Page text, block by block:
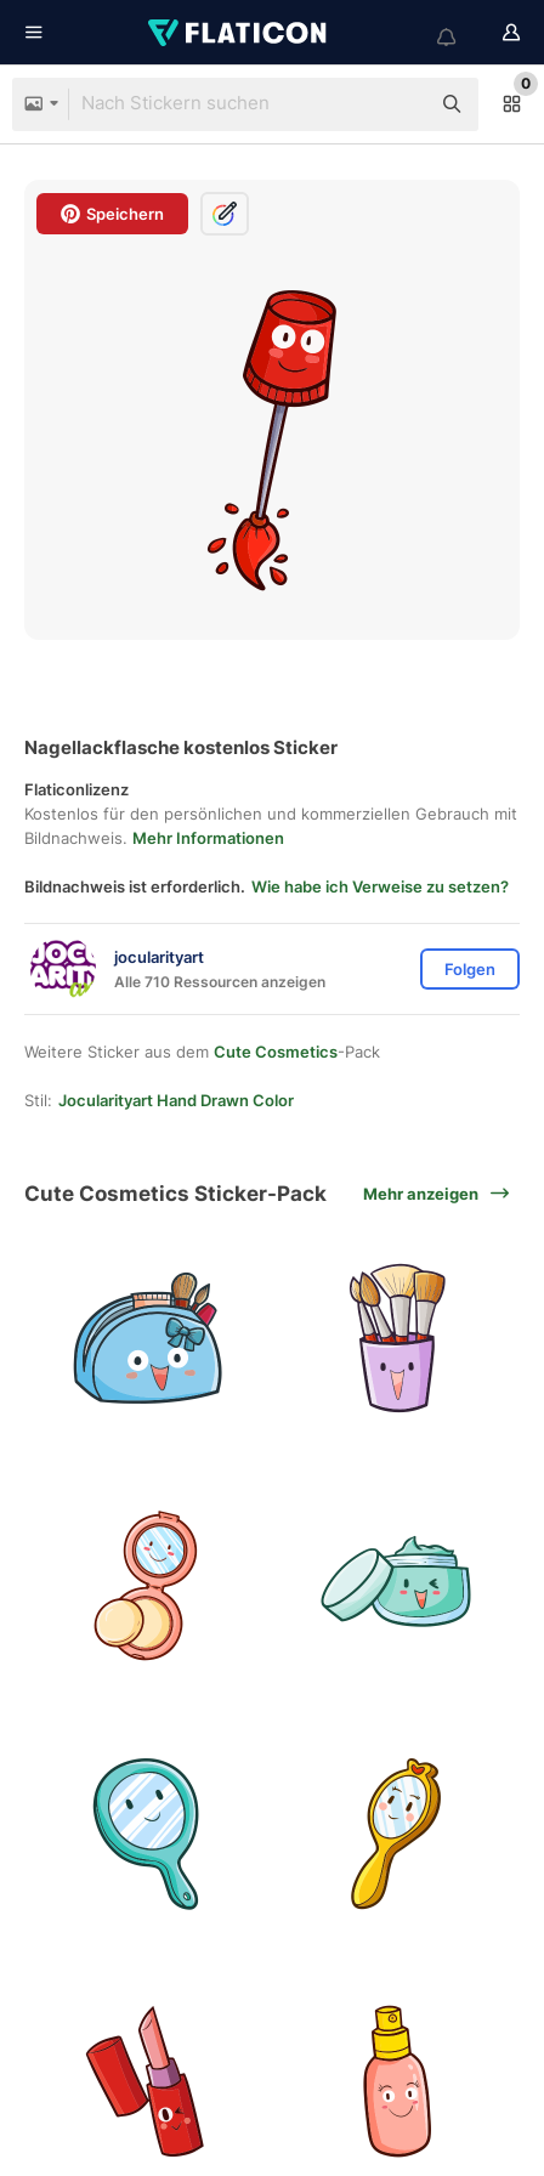
0
Speichern
Nagellackflasche kostenlos Sticker
Flaticonlizenz
Kostenlos für den persönlichen und kommerziellen Gebrauch mit
Bildnachweis. Mehr Informationen
Bildnachweis ist erforderlich. Wie habe ich Verweise zu setzen?
jocularityart
Alle 710 Ressourcen anzeigen
Folgen
Weitere Sticker aus dem Cute Cosmetics-Pack
Stil: Jocularityart Hand Drawn Color
Cute Cosmetics Sticker-Pack Mehr anzeigen